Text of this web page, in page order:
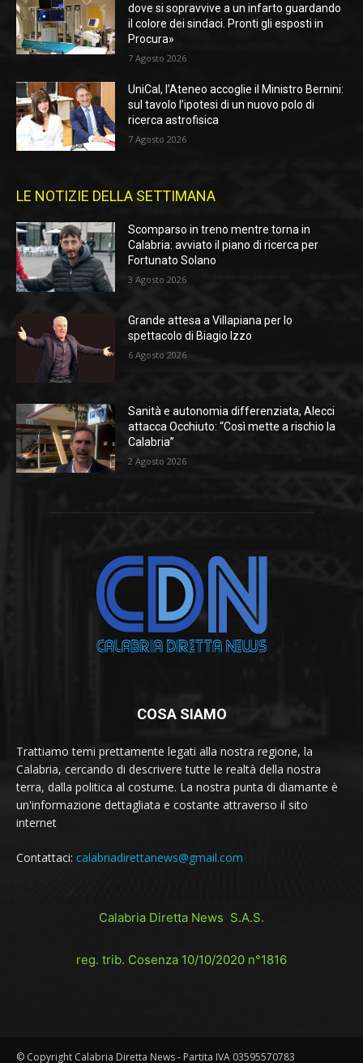
dove si sopravvive a un infarto guardando
il colore dei sindaci. Pronti gli esposti in
Procura»
7 Agosto 2026
UniCal, l’Ateneo accoglie il Ministro Bernini:
sul tavolo l’ipotesi di un nuovo polo di
ricerca astrofisica
7 Agosto 2026
LE NOTIZIE DELLA SETTIMANA
Scomparso in treno mentre torna in
Calabria: avviato il piano di ricerca per
Fortunato Solano
3 Agosto 2026
Grande attesa a Villapiana per lo
spettacolo di Biagio Izzo
6 Agosto 2026
Sanità e autonomia differenziata, Alecci
attacca Occhiuto: “Così mette a rischio la
Calabria”
2 Agosto 2026
COSA SIAMO
Trattiamo temi prettamente legati alla nostra regione, la
Calabria, cercando di descrivere tutte le realtà della nostra
terra, dalla politica al costume. La nostra punta di diamante è
un'informazione dettagliata e costante attraverso il sito
internet
Contattaci: calabriadirettanews@gmail.com
Calabria Diretta News S.A.S.
reg. trib. Cosenza 10/10/2020 n°1816
© Copyright Calabria Diretta News - Partita IVA 03595570783